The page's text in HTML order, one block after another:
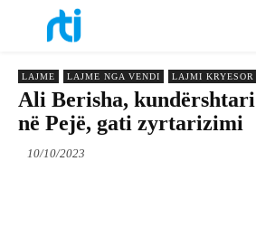
LAJME LAJME NGA VENDI LAJMI KRYESOR
Ali Berisha,
në Pejë, gati zyrtarizimi
10/10/2023